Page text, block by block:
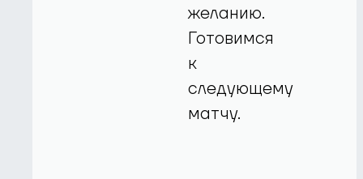
желанию.
Готовимся
к
следующему
матчу.